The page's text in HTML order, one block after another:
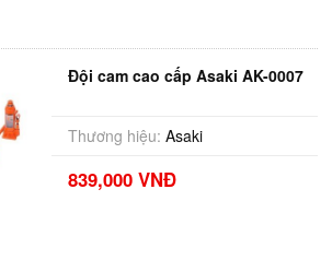
Đội cam cao cấp Asaki AK-0007
Thương hiệu: Asaki
839,000 VNĐ